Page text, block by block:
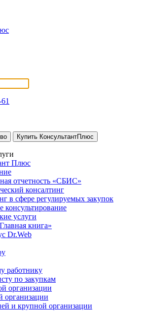
Купить КонсультантПлюс
Плюс
отчетность «СБИС»
консалтинг
в сфере регулируемых закупок
консультирование
услуги
книга»
Dr.Web
работнику
по закупкам
организации
организации
и крупной организации